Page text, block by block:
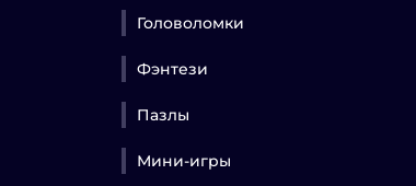
Головоломки
Фэнтези
Пазлы
Мини-игры